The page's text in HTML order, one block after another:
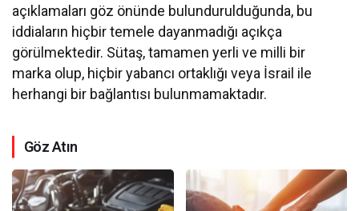
açıklamaları göz önünde bulundurulduğunda, bu
iddiaların hiçbir temele dayanmadığı açıkça
görülmektedir. Sütaş, tamamen yerli ve milli bir
marka olup, hiçbir yabancı ortaklığı veya İsrail ile
herhangi bir bağlantısı bulunmamaktadır.
Göz Atın